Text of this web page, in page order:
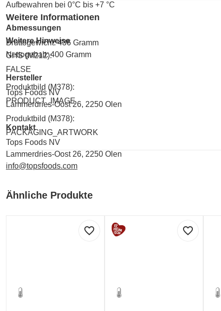
Aufbewahren bei 0°C bis +7 °C
Abmessungen
Bruttogewicht: 436 Gramm
Nettogehalt: 400 Gramm
Hersteller
Tops Foods NV
Lammerdries-Oost 26, 2250 Olen
Kontakt
Tops Foods NV
Lammerdries-Oost 26, 2250 Olen
info@topsfoods.com
Weitere Informationen
Weitere Hinweise
GHS (M212):
FALSE
Produktbild (M378):
PRODUCT_IMAGE
Produktbild (M378):
PACKAGING_ARTWORK
Ähnliche Produkte
favorite_border favorite_border